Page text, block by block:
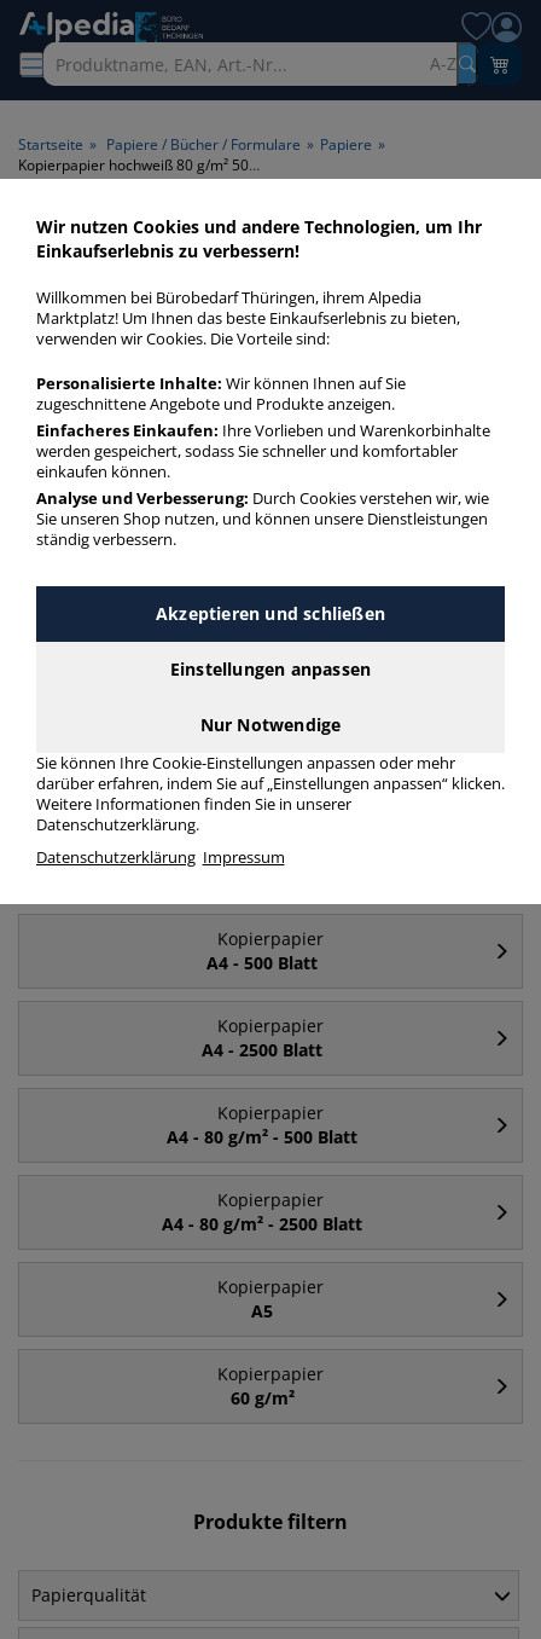
A-Z
Startseite » Papiere / Bücher / Formulare » Papiere »
Kopierpapier hochweiß 80 g/m² 500 Blatt
Kopierpapier hochweiß 80
g/m² 500 Blatt >
Papiergrammatur 80 g/m² >
Blattanzahl 500 Blatt > Farbe
hochweiß
Kopierpapier hochweiß 80 gm² 500 Blatt in bester Qualität
zum günstigen Preis. Finden Sie schnell Kopierpapier
hochweiß 80 gm² 500 Blatt mit unserer Filter-Funktion.
Kopierpapier hochweiß 80 g/m² 500 Blatt
mehr Infos zur Kategorie
Kopierpapier
A4
Kopierpapier
Kopierpapier
A4 - 500 Blatt
Kopierpapier
A4 - 2500 Blatt
Kopierpapier
A4 - 80 g/m² - 500 Blatt
Kopierpapier
A4 - 80 g/m² - 2500 Blatt
Kopierpapier
A5
Kopierpapier
60 g/m²
Produkte filtern
Papierqualität
Wir nutzen Cookies und andere Technologien, um Ihr
Einkaufserlebnis zu verbessern!
Willkommen bei Bürobedarf Thüringen, ihrem Alpedia
Marktplatz! Um Ihnen das beste Einkaufserlebnis zu bieten,
verwenden wir Cookies. Die Vorteile sind:
Personalisierte Inhalte: Wir können Ihnen auf Sie
zugeschnittene Angebote und Produkte anzeigen.
Einfacheres Einkaufen: Ihre Vorlieben und Warenkorbinhalte
werden gespeichert, sodass Sie schneller und komfortabler
einkaufen können.
Analyse und Verbesserung: Durch Cookies verstehen wir, wie
Sie unseren Shop nutzen, und können unsere Dienstleistungen
ständig verbessern.
Akzeptieren und schließen
Einstellungen anpassen
Nur Notwendige
Sie können Ihre Cookie-Einstellungen anpassen oder mehr
darüber erfahren, indem Sie auf „Einstellungen anpassen“ klicken.
Weitere Informationen finden Sie in unserer
Datenschutzerklärung.
Datenschutzerklärung Impressum